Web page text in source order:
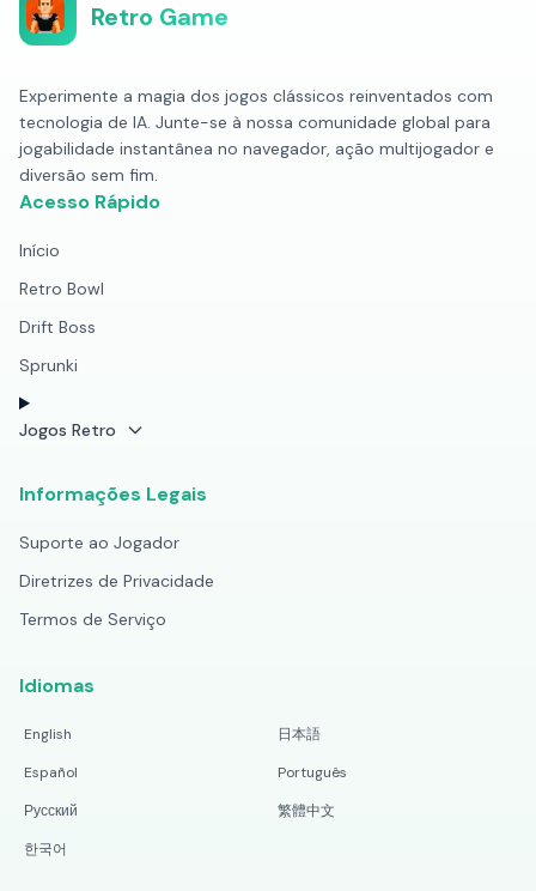
Retro Game
Experimente a magia dos jogos clássicos reinventados com
tecnologia de IA. Junte-se à nossa comunidade global para
jogabilidade instantânea no navegador, ação multijogador e
diversão sem fim.
Acesso Rápido
Início
Retro Bowl
Drift Boss
Sprunki
Jogos Retro
Informações Legais
Suporte ao Jogador
Diretrizes de Privacidade
Termos de Serviço
Idiomas
English
日本語
Español
Português
Русский
繁體中文
한국어